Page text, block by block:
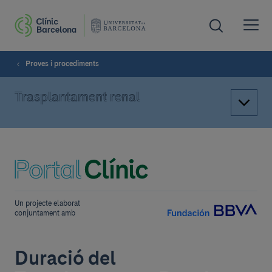
Proves i procediments
Trasplantament renal
Un projecte elaborat
conjuntament amb
Duració del